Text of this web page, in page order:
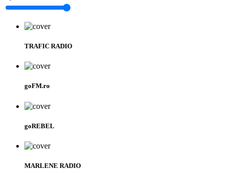
TRAFIC RADIO
goFM.ro
goREBEL
MARLENE RADIO